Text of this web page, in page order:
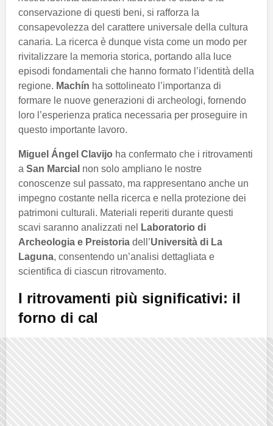
conservazione di questi beni, si rafforza la
consapevolezza del carattere universale della cultura
canaria. La ricerca è dunque vista come un modo per
rivitalizzare la memoria storica, portando alla luce
episodi fondamentali che hanno formato l’identità della
regione. Machín ha sottolineato l’importanza di
formare le nuove generazioni di archeologi, fornendo
loro l’esperienza pratica necessaria per proseguire in
questo importante lavoro.
Miguel Ángel Clavijo ha confermato che i ritrovamenti
a San Marcial non solo ampliano le nostre
conoscenze sul passato, ma rappresentano anche un
impegno costante nella ricerca e nella protezione dei
patrimoni culturali. Materiali reperiti durante questi
scavi saranno analizzati nel
Laboratorio di
Archeologia e Preistoria dell’Università di La
Laguna, consentendo un’analisi dettagliata e
scientifica di ciascun ritrovamento.
I ritrovamenti più significativi: il
forno di cal